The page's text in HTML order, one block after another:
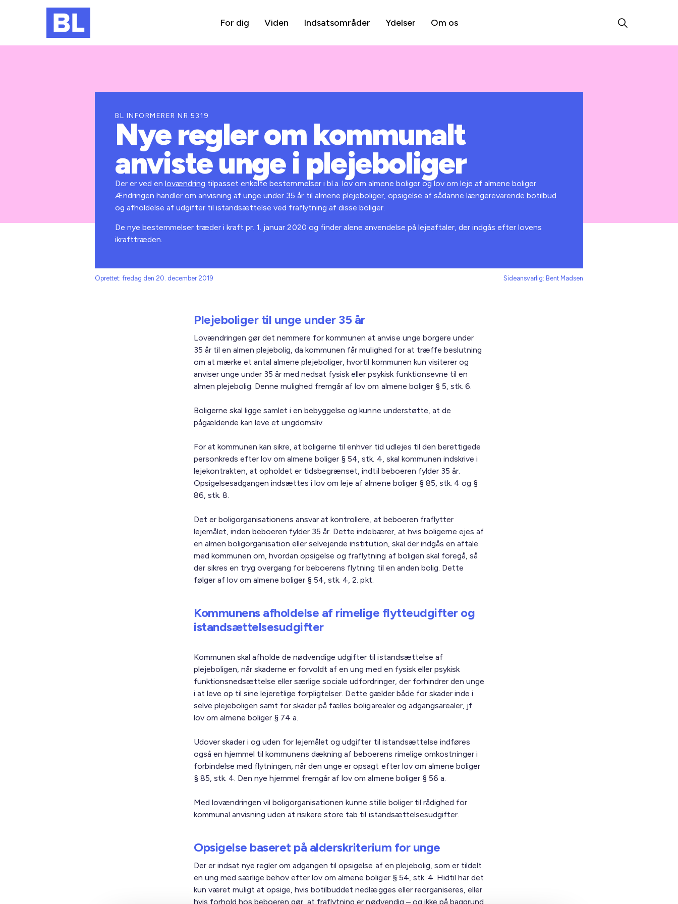
For dig Viden Indsatsområder Ydelser Om os
BL INFORMERER NR.5319
Nye regler om kommunalt
anviste unge i plejeboliger
Der er ved enlovændring tilpasset enkelte bestemmelser i bl.a. lov om almene boliger og lov om leje af almene boliger.
Ændringen handler om anvisning af unge under 35 år til almene plejeboliger, opsigelse af sådanne længerevarende botilbud
og afholdelse af udgifter til istandsættelse ved fraflytning af disse boliger.
De nye bestemmelser træder i kraft pr. 1. januar 2020 og finder alene anvendelse på lejeaftaler, der indgås efter lovens
ikrafttræden.
Oprettet: fredag den 20. december 2019 Sideansvarlig: Bent Madsen
Plejeboliger til unge under 35 år
Lovændringen gør det nemmere for kommunen at anvise unge borgere under
35 år til en almen plejebolig, da kommunen får mulighed for at træffe beslutning
om at mærke et antal almene plejeboliger, hvortil kommunen kun visiterer og
anviser unge under 35 år med nedsat fysisk eller psykisk funktionsevne til en
almen plejebolig. Denne mulighed fremgår af lov om almene boliger § 5, stk. 6.
Boligerne skal ligge samlet i en bebyggelse og kunne understøtte, at de
pågældende kan leve et ungdomsliv.
For at kommunen kan sikre, at boligerne til enhver tid udlejes til den berettigede
personkreds efter lov om almene boliger § 54, stk. 4, skal kommunen indskrive i
lejekontrakten, at opholdet er tidsbegrænset, indtil beboeren fylder 35 år.
Opsigelsesadgangen indsættes i lov om leje af almene boliger § 85, stk. 4 og §
86, stk. 8.
Det er boligorganisationens ansvar at kontrollere, at beboeren fraflytter
lejemålet, inden beboeren fylder 35 år. Dette indebærer, at hvis boligerne ejes af
en almen boligorganisation eller selvejende institution, skal der indgås en aftale
med kommunen om, hvordan opsigelse og fraflytning af boligen skal foregå, så
der sikres en tryg overgang for beboerens flytning til en anden bolig. Dette
følger af lov om almene boliger § 54, stk. 4, 2. pkt.
Kommunens afholdelse af rimelige flytteudgifter og
istandsættelsesudgifter
Kommunen skal afholde de nødvendige udgifter til istandsættelse af
plejeboligen, når skaderne er forvoldt af en ung med en fysisk eller psykisk
funktionsnedsættelse eller særlige sociale udfordringer, der forhindrer den unge
i at leve op til sine lejeretlige forpligtelser. Dette gælder både for skader inde i
selve plejeboligen samt for skader på fælles boligarealer og adgangsarealer, jf.
lov om almene boliger § 74 a.
Udover skader i og uden for lejemålet og udgifter til istandsættelse indføres
også en hjemmel til kommunens dækning af beboerens rimelige omkostninger i
forbindelse med flytningen, når den unge er opsagt efter lov om almene boliger
§ 85, stk. 4. Den nye hjemmel fremgår af lov om almene boliger § 56 a.
Med lovændringen vil boligorganisationen kunne stille boliger til rådighed for
kommunal anvisning uden at risikere store tab til istandsættelsesudgifter.
Opsigelse baseret på alderskriterium for unge
Der er indsat nye regler om adgangen til opsigelse af en plejebolig, som er tildelt
en ung med særlige behov efter lov om almene boliger § 54, stk. 4. Hidtil har det
kun været muligt at opsige, hvis botilbuddet nedlægges eller reorganiseres, eller
hvis forhold hos beboeren gør, at fraflytning er nødvendig – og ikke på baggrund